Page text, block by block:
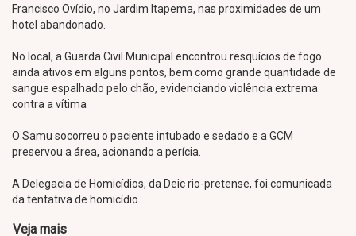
Francisco Ovídio, no Jardim Itapema, nas proximidades de um
hotel abandonado.
No local, a Guarda Civil Municipal encontrou resquícios de fogo
ainda ativos em alguns pontos, bem como grande quantidade de
sangue espalhado pelo chão, evidenciando violência extrema
contra a vítima
O Samu socorreu o paciente intubado e sedado e a GCM
preservou a área, acionando a perícia.
A Delegacia de Homicídios, da Deic rio-pretense, foi comunicada
da tentativa de homicídio.
Veja mais